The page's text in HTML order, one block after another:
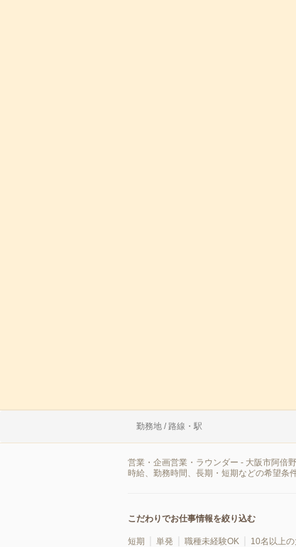
勤務地 / 路線・駅
営業・企画営業・ラウンダー - 大阪市阿倍
時給、勤務時間、長期・短期などの希望条
こだわりでお仕事情報を絞り込む
短期 単発 職種未経験OK 10名以上